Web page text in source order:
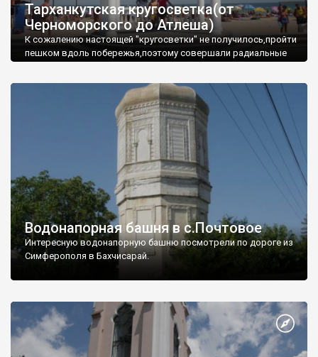
Тарханкутская кругосветка(от
Черноморского до Атлеша)
К сожалению настоящей "кругосветки" не получилось,пройти
пешком вдоль побережья,поэтому совершали радиальные
Водонапорная башня в с.Почтовое
Интересную водонапорную башню посмотрели по дороге из
Симферополя в Бахчисарай.